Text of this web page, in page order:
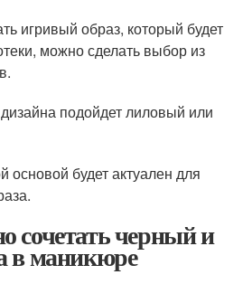
игривый образ, который будет
можно сделать выбор из
подойдет лиловый или
основой будет актуален для
сочетать черный и
в маникюре